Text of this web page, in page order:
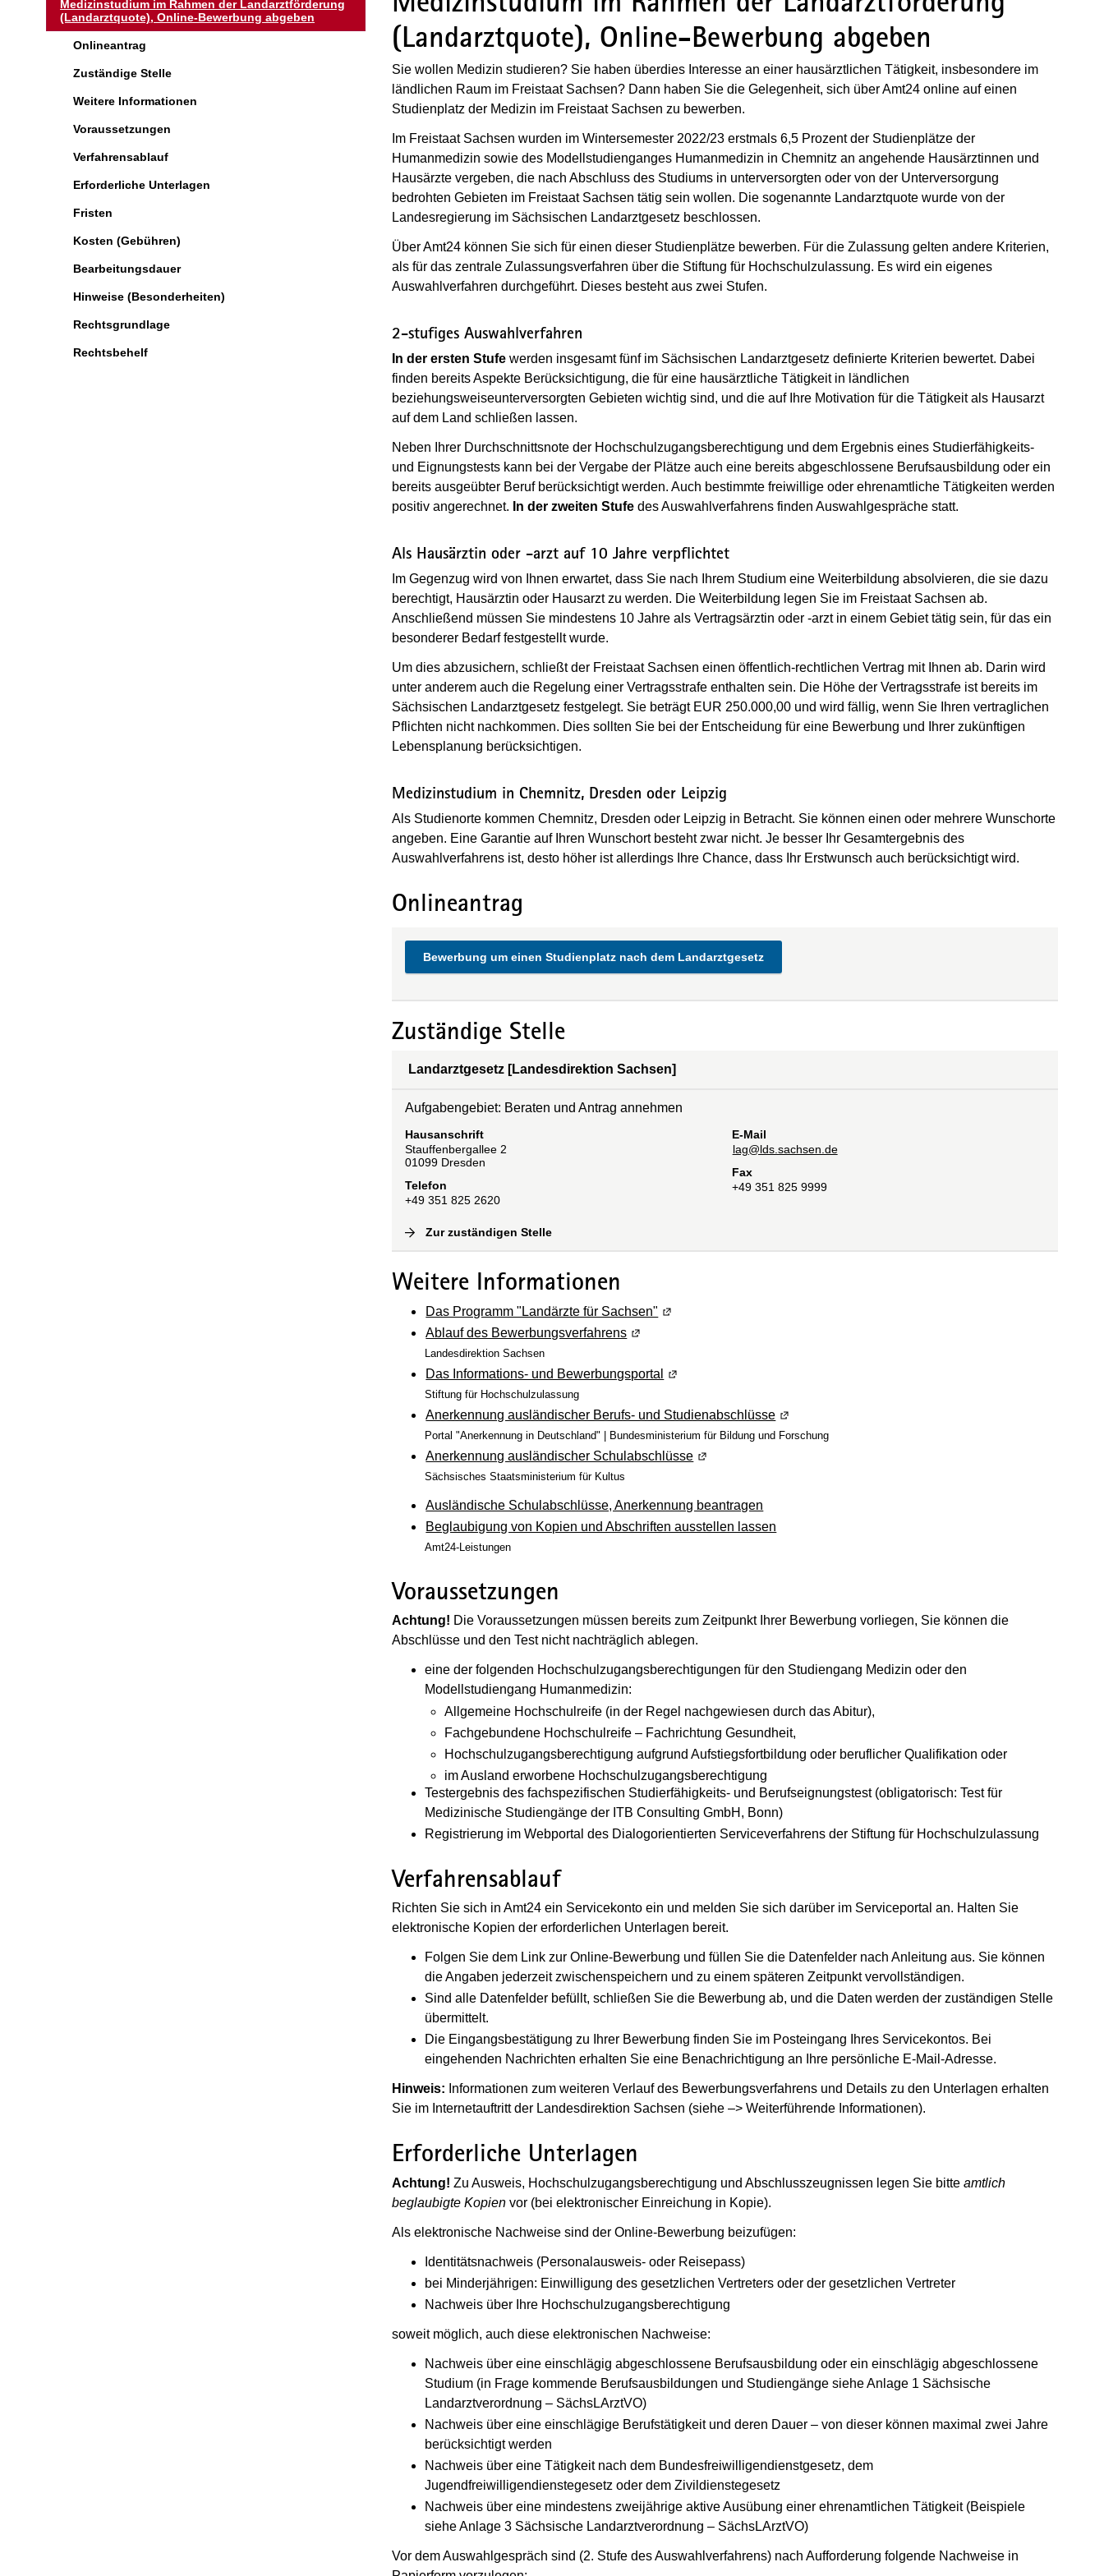
Medizinstudium im Rahmen der Landarztförderung
(Landarztquote), Online-Bewerbung abgeben
Onlineantrag
Zuständige Stelle
Weitere Informationen
Voraussetzungen
Verfahrensablauf
Erforderliche Unterlagen
Fristen
Kosten (Gebühren)
Bearbeitungsdauer
Hinweise (Besonderheiten)
Rechtsgrundlage
Rechtsbehelf
(Landarztquote), Online-Bewerbung abgeben
Sie wollen Medizin studieren? Sie haben überdies Interesse an einer hausärztlichen Tätigkeit, insbesondere im
ländlichen Raum im Freistaat Sachsen? Dann haben Sie die Gelegenheit, sich über Amt24 online auf einen
Studienplatz der Medizin im Freistaat Sachsen zu bewerben.
Im Freistaat Sachsen wurden im Wintersemester 2022/23 erstmals 6,5 Prozent der Studienplätze der
Humanmedizin sowie des Modellstudienganges Humanmedizin in Chemnitz an angehende Hausärztinnen und
Hausärzte vergeben, die nach Abschluss des Studiums in unterversorgten oder von der Unterversorgung
bedrohten Gebieten im Freistaat Sachsen tätig sein wollen. Die sogenannte Landarztquote wurde von der
Landesregierung im Sächsischen Landarztgesetz beschlossen.
Über Amt24 können Sie sich für einen dieser Studienplätze bewerben. Für die Zulassung gelten andere Kriterien,
als für das zentrale Zulassungsverfahren über die Stiftung für Hochschulzulassung. Es wird ein eigenes
Auswahlverfahren durchgeführt. Dieses besteht aus zwei Stufen.
2-stufiges Auswahlverfahren
In der ersten Stufe werden insgesamt fünf im Sächsischen Landarztgesetz definierte Kriterien bewertet. Dabei
finden bereits Aspekte Berücksichtigung, die für eine hausärztliche Tätigkeit in ländlichen
beziehungsweiseunterversorgten Gebieten wichtig sind, und die auf Ihre Motivation für die Tätigkeit als Hausarzt
auf dem Land schließen lassen.
Neben Ihrer Durchschnittsnote der Hochschulzugangsberechtigung und dem Ergebnis eines Studierfähigkeits-
und Eignungstests kann bei der Vergabe der Plätze auch eine bereits abgeschlossene Berufsausbildung oder ein
bereits ausgeübter Beruf berücksichtigt werden. Auch bestimmte freiwillige oder ehrenamtliche Tätigkeiten werden
positiv angerechnet. In der zweiten Stufe des Auswahlverfahrens finden Auswahlgespräche statt.
Als Hausärztin oder -arzt auf 10 Jahre verpflichtet
Im Gegenzug wird von Ihnen erwartet, dass Sie nach Ihrem Studium eine Weiterbildung absolvieren, die sie dazu
berechtigt, Hausärztin oder Hausarzt zu werden. Die Weiterbildung legen Sie im Freistaat Sachsen ab.
Anschließend müssen Sie mindestens 10 Jahre als Vertragsärztin oder -arzt in einem Gebiet tätig sein, für das ein
besonderer Bedarf festgestellt wurde.
Um dies abzusichern, schließt der Freistaat Sachsen einen öffentlich-rechtlichen Vertrag mit Ihnen ab. Darin wird
unter anderem auch die Regelung einer Vertragsstrafe enthalten sein. Die Höhe der Vertragsstrafe ist bereits im
Sächsischen Landarztgesetz festgelegt. Sie beträgt EUR 250.000,00 und wird fällig, wenn Sie Ihren vertraglichen
Pflichten nicht nachkommen. Dies sollten Sie bei der Entscheidung für eine Bewerbung und Ihrer zukünftigen
Lebensplanung berücksichtigen.
Medizinstudium in Chemnitz, Dresden oder Leipzig
Als Studienorte kommen Chemnitz, Dresden oder Leipzig in Betracht. Sie können einen oder mehrere Wunschorte
angeben. Eine Garantie auf Ihren Wunschort besteht zwar nicht. Je besser Ihr Gesamtergebnis des
Auswahlverfahrens ist, desto höher ist allerdings Ihre Chance, dass Ihr Erstwunsch auch berücksichtigt wird.
Onlineantrag
Bewerbung um einen Studienplatz nach dem Landarztgesetz
Zuständige Stelle
Landarztgesetz [Landesdirektion Sachsen]
Aufgabengebiet: Beraten und Antrag annehmen
Hausanschrift
Stauffenbergallee 2
01099 Dresden
Telefon
+49 351 825 2620
E-Mail
lag@lds.sachsen.de
Fax
+49 351 825 9999
Zur zuständigen Stelle
Weitere Informationen
Das Programm "Landärzte für Sachsen" (Wird in einem neuen Fenster geöffnet)
Ablauf des Bewerbungsverfahrens (Wird in einem neuen Fenster geöffnet)
Landesdirektion Sachsen
Das Informations- und Bewerbungsportal (Wird in einem neuen Fenster geöffnet)
Stiftung für Hochschulzulassung
Anerkennung ausländischer Berufs- und Studienabschlüsse (Wird in einem neuen Fenster geöffnet)
Portal "Anerkennung in Deutschland" | Bundesministerium für Bildung und Forschung
Anerkennung ausländischer Schulabschlüsse (Wird in einem neuen Fenster geöffnet)
Sächsisches Staatsministerium für Kultus
Ausländische Schulabschlüsse, Anerkennung beantragen
Beglaubigung von Kopien und Abschriften ausstellen lassen
Amt24-Leistungen
Voraussetzungen
Achtung! Die Voraussetzungen müssen bereits zum Zeitpunkt Ihrer Bewerbung vorliegen, Sie können die
Abschlüsse und den Test nicht nachträglich ablegen.
eine der folgenden Hochschulzugangsberechtigungen für den Studiengang Medizin oder den
Modellstudiengang Humanmedizin:
Allgemeine Hochschulreife (in der Regel nachgewiesen durch das Abitur),
Fachgebundene Hochschulreife – Fachrichtung Gesundheit,
Hochschulzugangsberechtigung aufgrund Aufstiegsfortbildung oder beruflicher Qualifikation oder
im Ausland erworbene Hochschulzugangsberechtigung
Testergebnis des fachspezifischen Studierfähigkeits- und Berufseignungstest (obligatorisch: Test für
Medizinische Studiengänge der ITB Consulting GmbH, Bonn)
Registrierung im Webportal des Dialogorientierten Serviceverfahrens der Stiftung für Hochschulzulassung
Verfahrensablauf
Richten Sie sich in Amt24 ein Servicekonto ein und melden Sie sich darüber im Serviceportal an. Halten Sie
elektronische Kopien der erforderlichen Unterlagen bereit.
Folgen Sie dem Link zur Online-Bewerbung und füllen Sie die Datenfelder nach Anleitung aus. Sie können
die Angaben jederzeit zwischenspeichern und zu einem späteren Zeitpunkt vervollständigen.
Sind alle Datenfelder befüllt, schließen Sie die Bewerbung ab, und die Daten werden der zuständigen Stelle
übermittelt.
Die Eingangsbestätigung zu Ihrer Bewerbung finden Sie im Posteingang Ihres Servicekontos. Bei
eingehenden Nachrichten erhalten Sie eine Benachrichtigung an Ihre persönliche E-Mail-Adresse.
Hinweis: Informationen zum weiteren Verlauf des Bewerbungsverfahrens und Details zu den Unterlagen erhalten
Sie im Internetauftritt der Landesdirektion Sachsen (siehe –> Weiterführende Informationen).
Erforderliche Unterlagen
Achtung! Zu Ausweis, Hochschulzugangsberechtigung und Abschlusszeugnissen legen Sie bitteamtlich
beglaubigte Kopien vor (bei elektronischer Einreichung in Kopie).
Als elektronische Nachweise sind der Online-Bewerbung beizufügen:
Identitätsnachweis (Personalausweis- oder Reisepass)
bei Minderjährigen: Einwilligung des gesetzlichen Vertreters oder der gesetzlichen Vertreter
Nachweis über Ihre Hochschulzugangsberechtigung
soweit möglich, auch diese elektronischen Nachweise:
Nachweis über eine einschlägig abgeschlossene Berufsausbildung oder ein einschlägig abgeschlossene
Studium (in Frage kommende Berufsausbildungen und Studiengänge siehe Anlage 1 Sächsische
Landarztverordnung – SächsLArztVO)
Nachweis über eine einschlägige Berufstätigkeit und deren Dauer – von dieser können maximal zwei Jahre
berücksichtigt werden
Nachweis über eine Tätigkeit nach dem Bundesfreiwilligendienstgesetz, dem
Jugendfreiwilligendienstegesetz oder dem Zivildienstegesetz
Nachweis über eine mindestens zweijährige aktive Ausübung einer ehrenamtlichen Tätigkeit (Beispiele
siehe Anlage 3 Sächsische Landarztverordnung – SächsLArztVO)
Vor dem Auswahlgespräch sind (2. Stufe des Auswahlverfahrens) nach Aufforderung folgende Nachweise in